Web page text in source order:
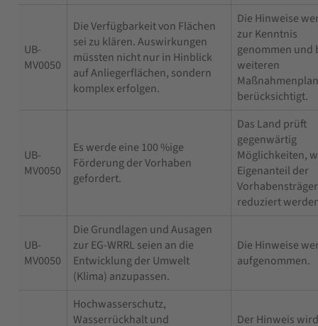
UB-
MV0050
Die Verfügbarkeit von Flächen
sei zu klären. Auswirkungen
müssten nicht nur in Hinblick
auf Anliegerflächen, sondern
komplex erfolgen.
Die Hinweise
zur Kenntnis
genommen und
weiteren
berücksichtigt.
UB-
MV0050
Es werde eine 100 %ige
Förderung der Vorhaben
gefordert.
Das Land prüft
gegenwärtig
Möglichkeiten,
Eigenanteil der
reduziert
UB-
MV0050
Die Grundlagen und Ausagen
zur EG-WRRL seien an die
Entwicklung der Umwelt
(Klima) anzupassen.
Die Hinweise
aufgenommen.
Hochwasserschutz,
Wasserrückhalt und
Der Hinweis